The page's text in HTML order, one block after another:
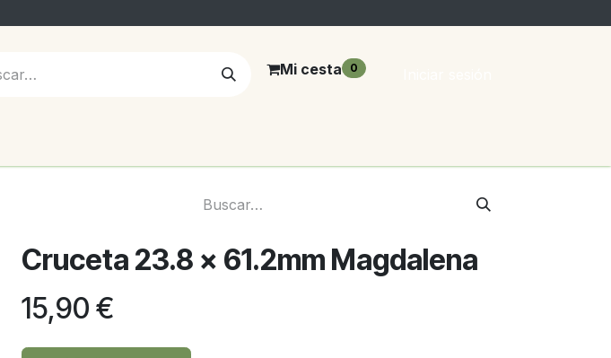
Mi cesta 0
Cruceta 23.8 x 61.2mm Magdalena
15,90 €